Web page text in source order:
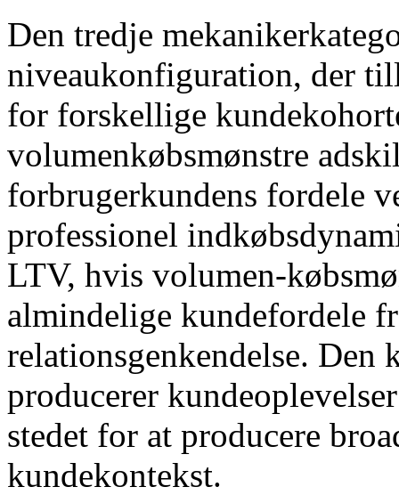
Den tredje
niveaukonfiguration, der
for forskellige
volumenkøbsmønstre
forbrugerkundens fordele
professionel
LTV, hvis volumen-
almindelige kundefordele
relationsgenkendelse.
producerer
stedet for at producere
kundekontekst.